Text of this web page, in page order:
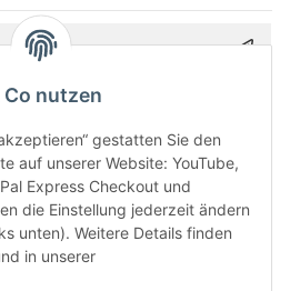
IhrerDatenschutzerklärung
nutzen
gestatten Sie den
auf unserer Website: YouTube,
Express Checkout und
die Einstellung jederzeit ändern
unten). Weitere Details finden
in unserer